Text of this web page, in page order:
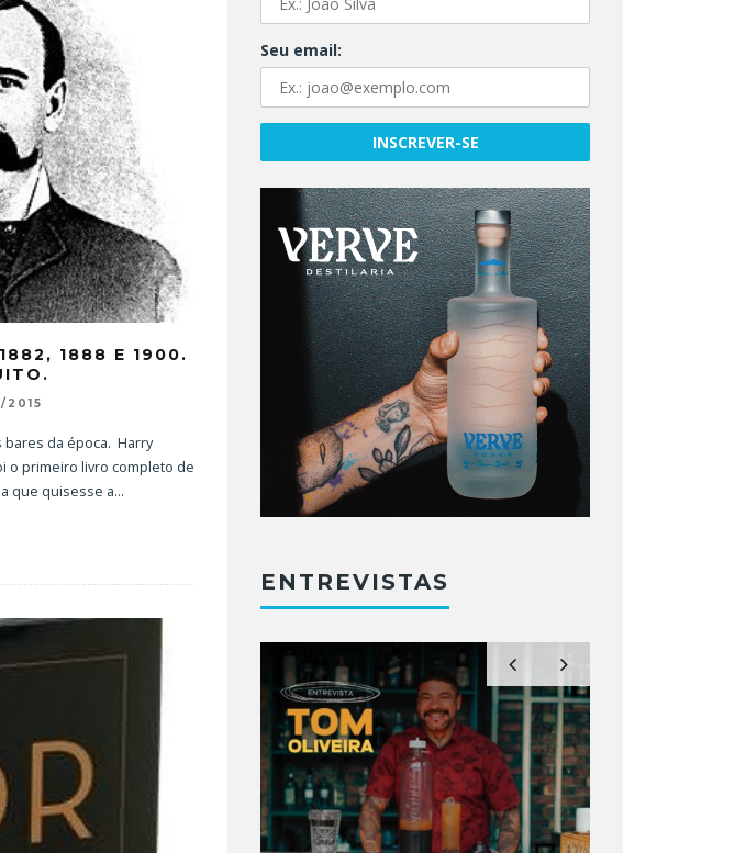
1882, 1888 E 1900.
2015
bares da época. Harry
o primeiro livro completo de
que quisesse a...
Seu email:
ENTREVISTAS